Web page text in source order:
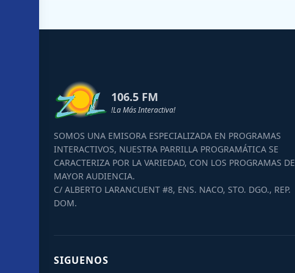
106.5 FM
!La Más Interactiva!
SOMOS UNA EMISORA ESPECIALIZADA EN PROGRAMAS
INTERACTIVOS, NUESTRA PARRILLA PROGRAMÁTICA SE
CARACTERIZA POR LA VARIEDAD, CON LOS PROGRAMAS DE
MAYOR AUDIENCIA.
C/ ALBERTO LARANCUENT #8, ENS. NACO, STO. DGO., REP.
DOM.
SIGUENOS